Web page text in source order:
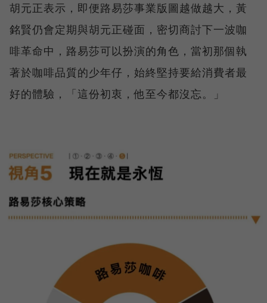
胡元正表示，即便路易莎事業版圖越做越大，黃
銘賢仍會定期與胡元正碰面，密切商討下一波咖
啡革命中，路易莎可以扮演的角色，當初那個執
著於咖啡品質的少年仔，始終堅持要給消費者最
好的體驗，「這份初衷，他至今都沒忘。」